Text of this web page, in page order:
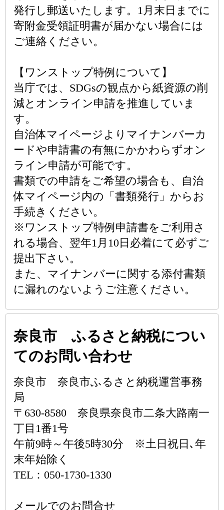
発行し郵送いたします。1月末日までに
寄附金受領証明書が届かない場合には
ご連絡ください。
【ワンストップ特例について】
当庁では、SDGsの観点から紙資源の削
減とオンライン申請を推進していま
す。
自治体マイページよりマイナンバーカ
ードや申請書の有無にかかわらずオン
ライン申請が可能です。
書類での申請をご希望の場合も、自治
体マイページ内の「書類発行」からお
手続きください。
※ワンストップ特例申請書をご利用さ
れる場合、翌年1月10日必着にて必ずご
提出下さい。
また、マイナンバーに関する添付書類
に漏れのないようご注意ください。
奈良市 ふるさと納税につい
てのお問い合わせ
奈良市 奈良市ふるさと納税運営事務
局
〒630-8580 奈良県奈良市二条大路南一
丁目1番1号
午前9時～午後5時30分 ※土日祝日､年
末年始除く
TEL：050-1730-1330
メールでのお問合せ